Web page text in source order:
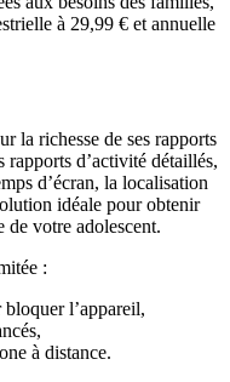
à 29,99 € et annuelle
la richesse de ses rapports
d’activité détaillés,
d’écran, la localisation
idéale pour obtenir
de votre adolescent.
:
bloquer l’appareil,
à distance.